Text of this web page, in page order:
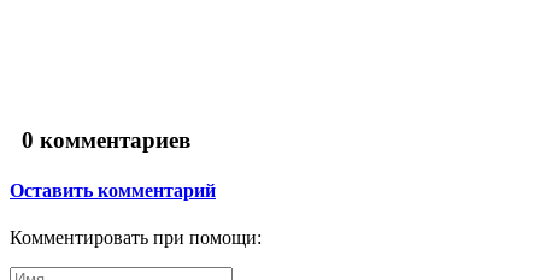
0 комментариев
Оставить комментарий
Комментировать при помощи: